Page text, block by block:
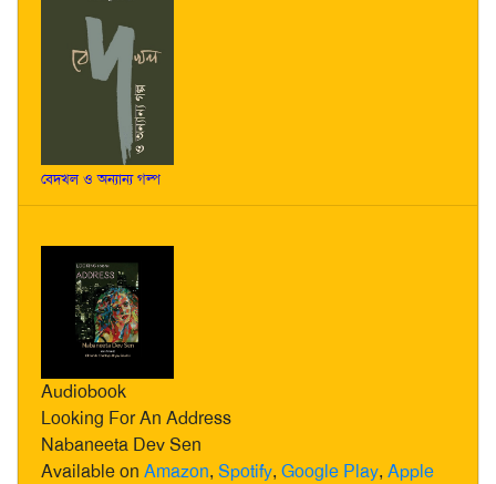
বেদখল ও অন্যান্য গল্প
Audiobook
Looking For An Address
Nabaneeta Dev Sen
Available on Amazon, Spotify, Google Play, Apple